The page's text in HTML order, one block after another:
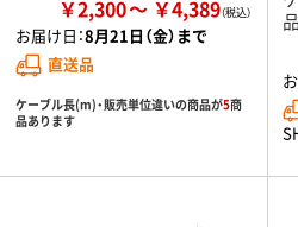
￥2,300 ￥4,389
お届け日：8月21日（金）まで
直送品
ケーブル長(m)・販売単位違いの商品が5商
品あります